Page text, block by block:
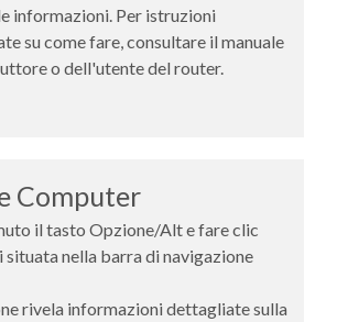
informazioni. Per istruzioni
su come fare, consultare il manuale
o dell'utente del router.
Computer
il tasto Opzione/Alt e fare clic
nella barra di navigazione
rivela informazioni dettagliate sulla